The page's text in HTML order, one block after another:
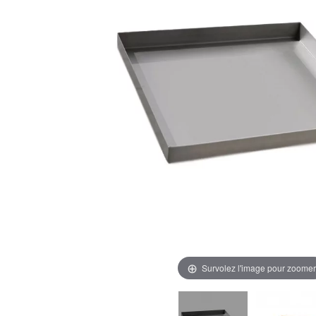
Survolez l'image pour zoomer